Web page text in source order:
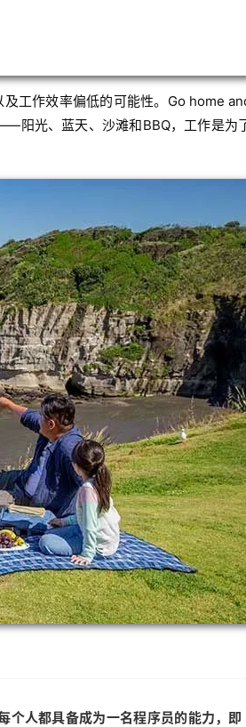
工作效率偏低的可能性。Go home
阳光、蓝天、沙滩和BBQ，工作是为
个人都具备成为一名程序员的能力，即